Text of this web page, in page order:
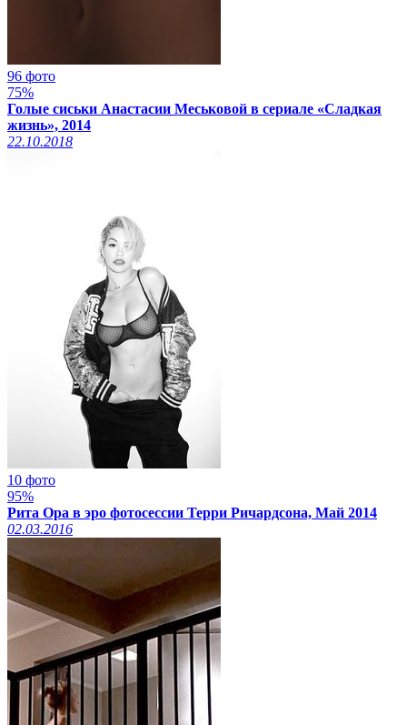
96 фото
75%
Голые сиськи Анастасии Меськовой в сериале «Сладкая
жизнь», 2014
22.10.2018
10 фото
95%
Рита Ора в эро фотосессии Терри Ричардсона, Май 2014
02.03.2016